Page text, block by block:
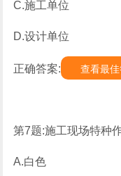
C.施工单位
D.设计单位
正确答案: 查看最
第7题:施工现场特种
A.白色